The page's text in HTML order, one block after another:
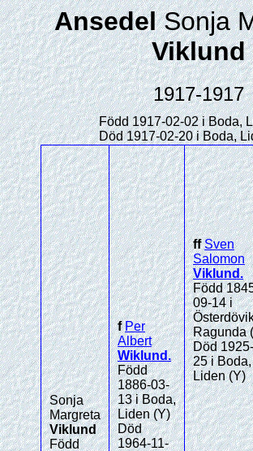
AnsedelSonja
Viklund
1917-1917
Född 1917-02-02 i Boda,
Död 1917-02-20 i Boda,
Sonja
Margreta
Viklund
Född
fPer
Albert
Wiklund.
Född
1886-03-
13 i Boda,
Liden (Y)
Död
1964-11-
ffSven
Salomon
Viklund.
Född
09-14 i
Ragunda
Död
25 i Boda,
Liden (Y)